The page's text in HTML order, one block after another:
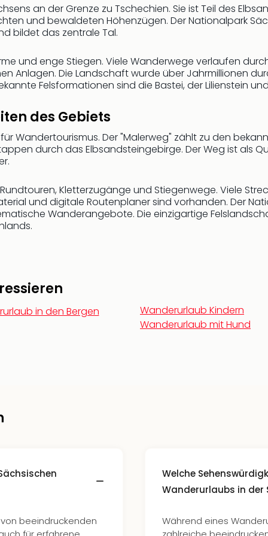
an der Grenze zu Tschechien. Sie ist Teil des
und bewaldeten Höhenzügen. Der Nationalpark
bildet das zentrale Tal.
und enge Stiegen. Viele Wanderwege verlaufen
Anlagen. Die Landschaft wurde über Jahrmillionen
Felsformationen sind die Bastei, der Lilienstein
des Gebiets
Wandertourismus. Der "Malerweg" zählt zu den
durch das Elbsandsteingebirge. Der Weg ist als
Kletterzugänge und Stiegenwege. Viele
und digitale Routenplaner sind vorhanden. Der
Wanderangebote. Die einzigartige
in den Bergen
Wanderurlaub Kindern
Wanderurlaub mit Hund
beeindruckenden
Welche
Wanderurlaubs in der
Während eines